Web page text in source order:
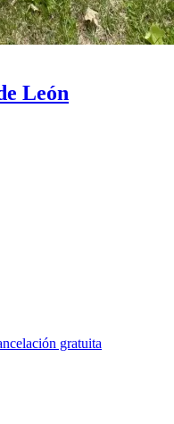
León
gratuita